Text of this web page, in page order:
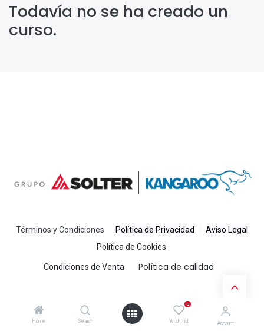
Home Search
0
Wishlist Account
Todavía no se ha creado un
curso.
Términos y Condiciones Política de Privacidad Aviso Legal
Política de Cookies
Condiciones de Venta Política de calidad